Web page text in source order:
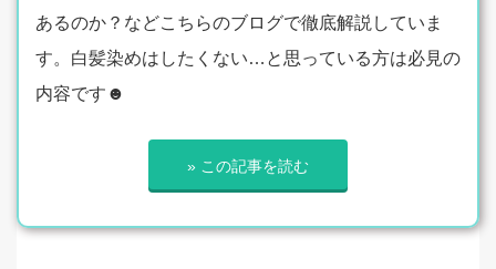
あるのか？などこちらのブログで徹底解説していま
す。白髪染めはしたくない…と思っている方は必見の
内容です☻
» この記事を読む